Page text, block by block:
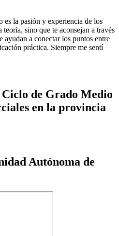
es la pasión y experiencia de los
sino que te aconsejan a través
ayudan a conectar los puntos entre
práctica. Siempre me sentí
de Grado Medio
en la provincia
Autónoma de